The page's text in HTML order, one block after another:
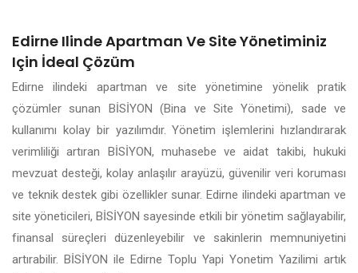
Edirne Ilinde Apartman Ve Site Yönetiminiz
Için İdeal Çözüm
Edirne ilindeki apartman ve site yönetimine yönelik pratik
çözümler sunan BİSİYON (Bina ve Site Yönetimi), sade ve
kullanımı kolay bir yazılımdır. Yönetim işlemlerini hızlandırarak
verimliliği artıran BİSİYON, muhasebe ve aidat takibi, hukuki
mevzuat desteği, kolay anlaşılır arayüzü, güvenilir veri koruması
ve teknik destek gibi özellikler sunar. Edirne ilindeki apartman ve
site yöneticileri, BİSİYON sayesinde etkili bir yönetim sağlayabilir,
finansal süreçleri düzenleyebilir ve sakinlerin memnuniyetini
artırabilir. BİSİYON ile Edirne Toplu Yapi Yonetim Yazilimi artık